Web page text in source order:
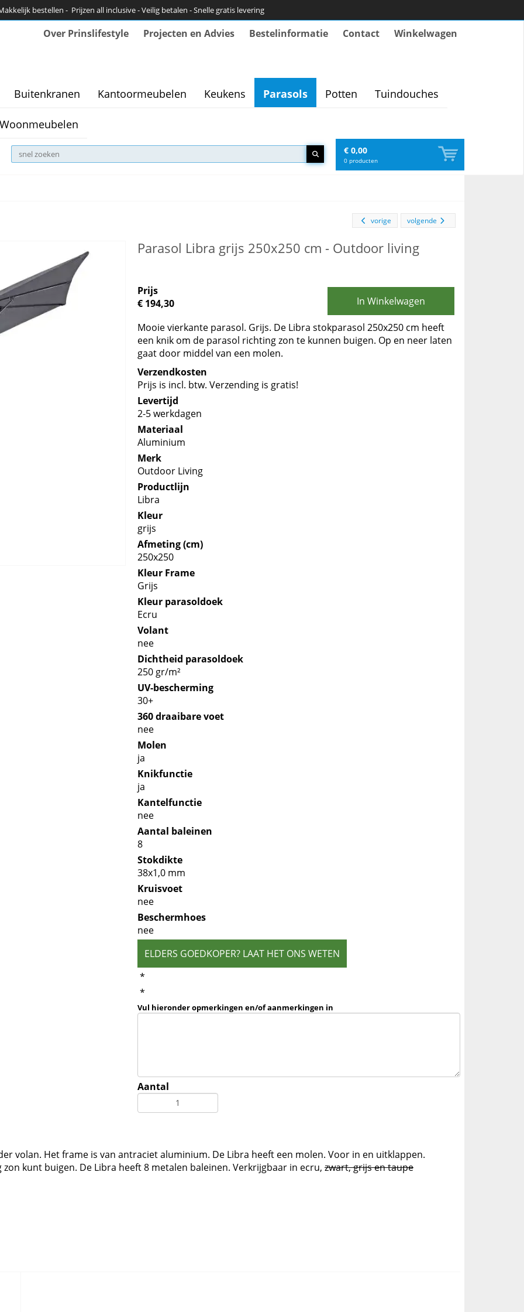
bestellen - Prijzen all inclusive - Veilig betalen - Snelle gratis levering
Over Prinslifestyle Projecten en Advies Bestelinformatie Contact Winkelwagen
Buitenkranen Kantoormeubelen Keukens Parasols Potten Tuindouches
Woonmeubelen
€ 0,00
0 producten
volgende
vorige
Parasol Libra grijs 250x250 cm - Outdoor living
Prijs
€ 194,30
In Winkelwagen
Mooie vierkante parasol. Grijs. De Libra stokparasol 250x250 cm heeft
een knik om de parasol richting zon te kunnen buigen. Op en neer laten
gaat door middel van een molen.
Verzendkosten
Prijs is incl. btw. Verzending is gratis!
Levertijd
2-5 werkdagen
Materiaal
Aluminium
Merk
Outdoor Living
Productlijn
Libra
Kleur
grijs
Afmeting (cm)
250x250
Kleur Frame
Grijs
Kleur parasoldoek
Ecru
Volant
nee
Dichtheid parasoldoek
250 gr/m²
UV-bescherming
30+
360 draaibare voet
nee
Molen
ja
Knikfunctie
ja
Kantelfunctie
nee
Aantal baleinen
8
Stokdikte
38x1,0 mm
Kruisvoet
nee
Beschermhoes
nee
ELDERS GOEDKOPER? LAAT HET ONS WETEN
*
*
Vul hieronder opmerkingen en/of aanmerkingen in
Aantal
volan. Het frame is van antraciet aluminium. De Libra heeft een molen. Voor in en uitklappen.
kunt buigen. De Libra heeft 8 metalen baleinen. Verkrijgbaar in ecru, zwart, grijs en taupe